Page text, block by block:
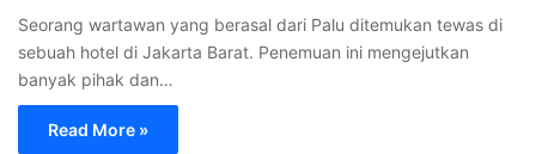
Seorang wartawan yang berasal dari Palu ditemukan tewas di
sebuah hotel di Jakarta Barat. Penemuan ini mengejutkan
banyak pihak dan…
Read More »